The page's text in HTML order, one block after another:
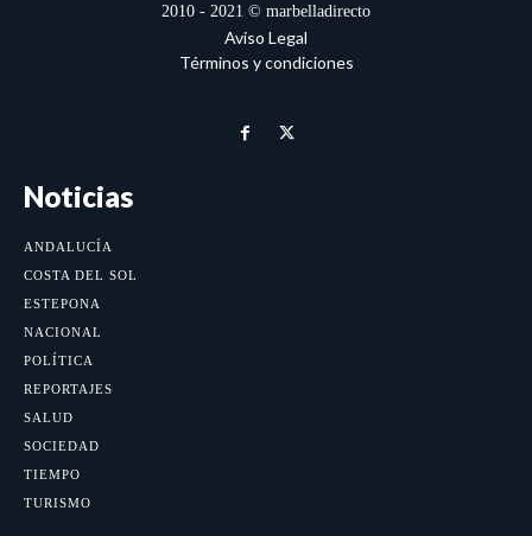
2010 - 2021 © marbelladirecto
Aviso Legal
Términos y condiciones
Noticias
ANDALUCÍA
COSTA DEL SOL
ESTEPONA
NACIONAL
POLÍTICA
REPORTAJES
SALUD
SOCIEDAD
TIEMPO
TURISMO